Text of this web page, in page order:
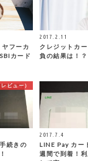
ヤフーカ
カード
2017.2.11
クレジットカ
負の結果は！？
ビュー）
続きの
2017.7.4
LINE Pay カー
週間で到着！